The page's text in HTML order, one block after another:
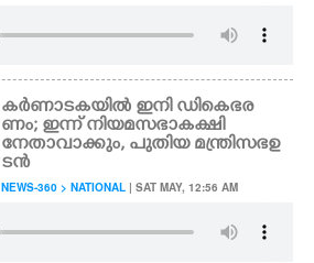
കർണാടകയിൽ ഇനി ഡികെ ഭര
ണം; ഇന്ന് നിയമസഭാകക്ഷി
നേതാവാക്കും, പുതിയ മന്ത്രിസഭ ഉ
ടൻ
NEWS-360 > NATIONAL | SAT MAY, 12:56 AM